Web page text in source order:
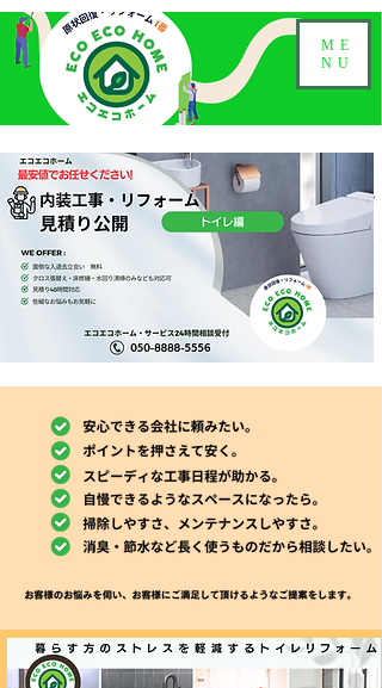
ME
NU
​住いの見積り公開・トイレのリフォーム
気になる、トイレリフォー
ム相場​価格
単純に便器の交換からトイレ全体のリフォー
ムまでございますが、10万台～70万台ま
で。平均リフォームは30万台と言われてい
ます。エコエコホームの実際のお見積りはこ
の種類も価格帯はいろいろございます。お客
ます。